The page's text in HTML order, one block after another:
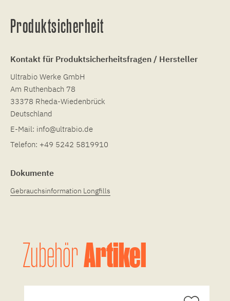
Produktsicherheit
Kontakt für Produktsicherheitsfragen / Hersteller
Ultrabio Werke GmbH
Am Ruthenbach 78
33378 Rheda-Wiedenbrück
Deutschland
E-Mail: info@ultrabio.de
Telefon: +49 5242 5819910
Dokumente
Gebrauchsinformation Longfills
ZubehörArtikel